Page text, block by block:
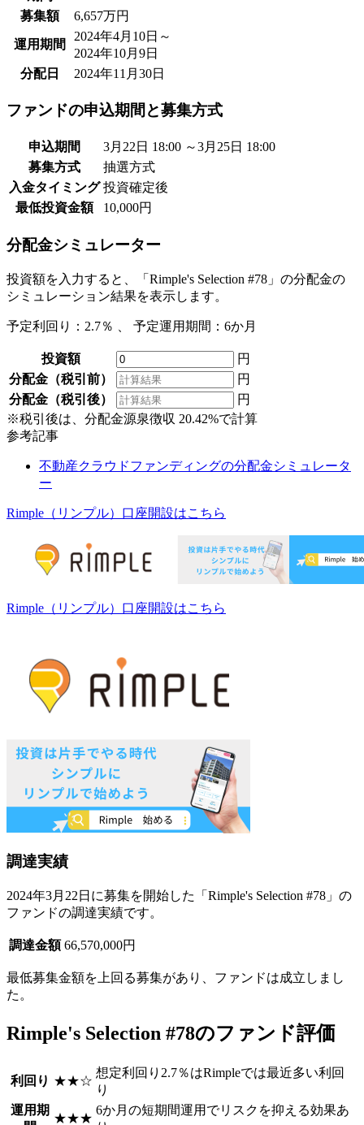
募集額 6,657万円
運用期間
2024年4月10日～
2024年10月9日
分配日
2024年11月30日
ファンドの申込期間と募集方式
申込期間
3月22日 18:00 ～3月25日 18:00
募集方式
抽選方式
入金タイミング 投資確定後
最低投資金額
10,000円
分配金シミュレーター
投資額を入力すると、「Rimple's Selection #78」の分配金の
シミュレーション結果を表示します。
予定利回り： 2.7％ 、 予定運用期間： 6か月
投資額
円
分配金（税引前）
円
分配金（税引後）
円
※税引後は、分配金源泉徴収 20.42%で計算
参考記事
不動産クラウドファンディングの分配金シミュレータ
ー
Rimple（リンプル） 口座開設はこちら
Rimple（リンプル） 口座開設はこちら
調達実績
2024年3月22日に募集を開始した「Rimple's Selection #78」の
ファンドの調達実績です。
調達金額 66,570,000円
最低募集金額を上回る募集があり、 ファンドは成立 しまし
た。
Rimple's Selection #78のファンド評価
利回り ★★☆
想定利回り2.7％はRimpleでは最近多い利回
り
運用期
★★★
6か月の短期間運用でリスクを抑える効果あ